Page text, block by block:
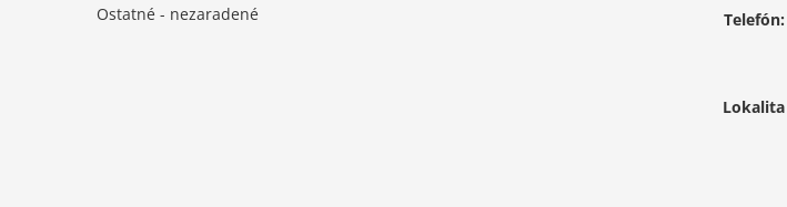
Telefón:
Lokalita
Ostatné - nezaradené